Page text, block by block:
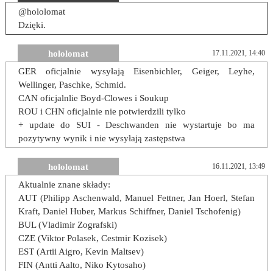
@hololomat
Dzięki.
hololomat 17.11.2021, 14:40
GER oficjalnie wysyłają Eisenbichler, Geiger, Leyhe,
Wellinger, Paschke, Schmid.
CAN oficjalnlie Boyd-Clowes i Soukup
ROU i CHN oficjalnie nie potwierdzili tylko
+ update do SUI - Deschwanden nie wystartuje bo ma
pozytywny wynik i nie wysyłają zastępstwa
hololomat 16.11.2021, 13:49
Aktualnie znane składy:
AUT (Philipp Aschenwald, Manuel Fettner, Jan Hoerl, Stefan
Kraft, Daniel Huber, Markus Schiffner, Daniel Tschofenig)
BUL (Vladimir Zografski)
CZE (Viktor Polasek, Cestmir Kozisek)
EST (Artii Aigro, Kevin Maltsev)
FIN (Antti Aalto, Niko Kytosaho)